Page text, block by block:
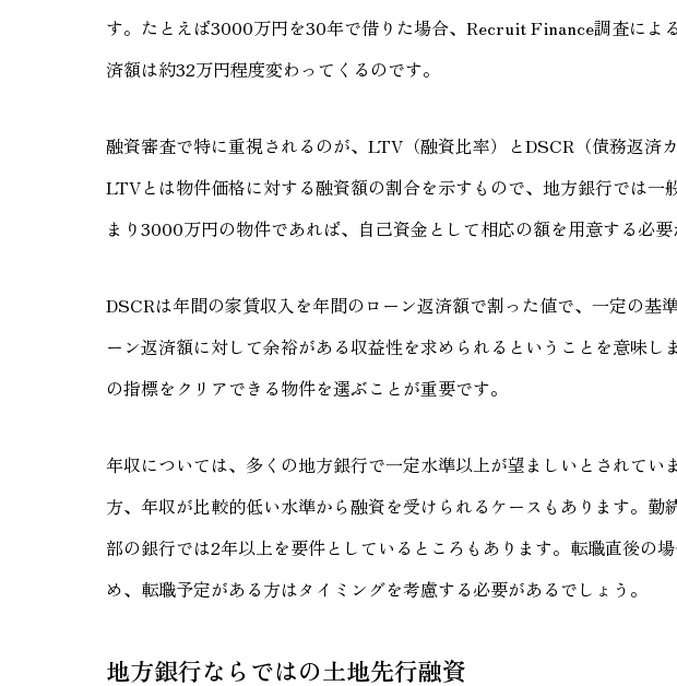
す。たとえば3000万円を30年で借りた場合、Recruit Finance調査によ
済額は約32万円程度変わってくるのです。
融資審査で特に重視されるのが、LTV（融資比率）とDSCR（債務返済
LTVとは物件価格に対する融資額の割合を示すもので、地方銀行では一
まり3000万円の物件であれば、自己資金として相応の額を用意する必要
DSCRは年間の家賃収入を年間のローン返済額で割った値で、一定の基
ーン返済額に対して余裕がある収益性を求められるということを意味し
の指標をクリアできる物件を選ぶことが重要です。
年収については、多くの地方銀行で一定水準以上が望ましいとされてい
方、年収が比較的低い水準から融資を受けられるケースもあります。勤
部の銀行では2年以上を要件としているところもあります。転職直後の
め、転職予定がある方はタイミングを考慮する必要があるでしょう。
地方銀行ならではの土地先行融資